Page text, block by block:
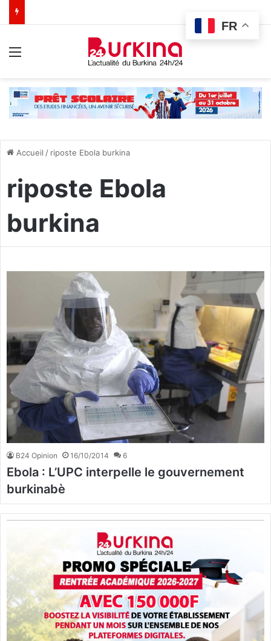
Accueil / riposte Ebola burkina
riposte Ebola
burkina
B24 Opinion 16/10/2014 6
Ebola : L’UPC interpelle le gouvernement
burkinabè
FR